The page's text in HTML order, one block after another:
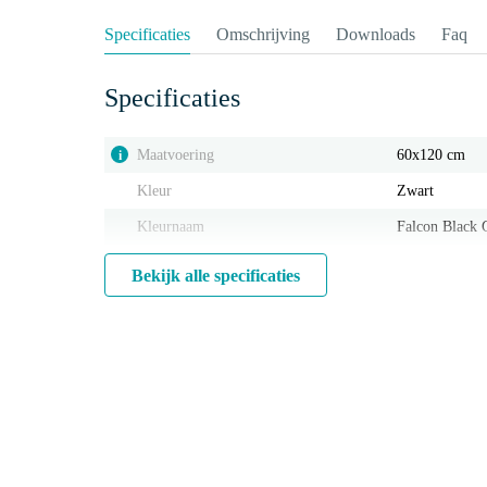
Specificaties Omschrijving Downloads Faq
Specificaties
i Maatvoering 60x120 cm
Kleur Zwart
Kleurnaam Falcon Black
Bekijk alle specificaties